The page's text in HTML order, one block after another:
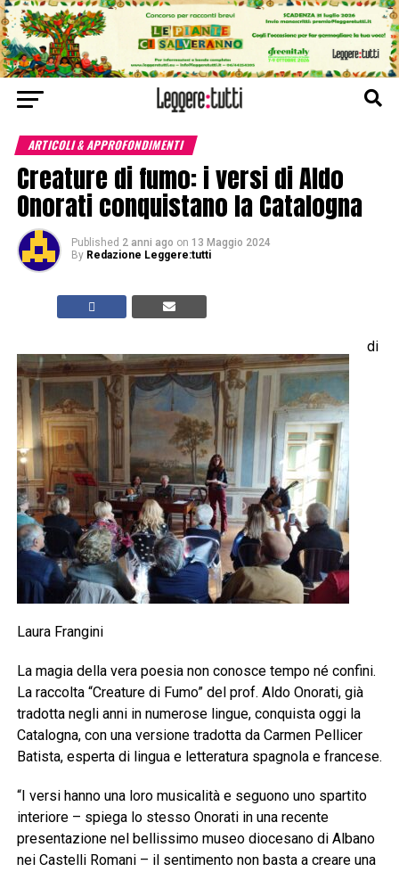
ARTICOLI & APPROFONDIMENTI
Creature di fumo: i versi di Aldo
Onorati conquistano la Catalogna
Published 2 anni ago on 13 Maggio 2024
By Redazione Leggere:tutti
di
Laura Frangini
La magia della vera poesia non conosce tempo né confini.
La raccolta “Creature di Fumo” del prof. Aldo Onorati, già
tradotta negli anni in numerose lingue, conquista oggi la
Catalogna, con una versione tradotta da Carmen Pellicer
Batista, esperta di lingua e letteratura spagnola e francese.
“I versi hanno una loro musicalità e seguono uno spartito
interiore – spiega lo stesso Onorati in una recente
presentazione nel bellissimo museo diocesano di Albano
nei Castelli Romani – il sentimento non basta a creare una